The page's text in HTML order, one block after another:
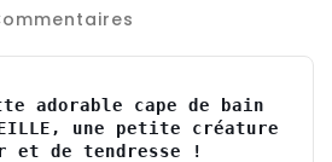
adorable cape de bain
une petite créature
et de tendresse !